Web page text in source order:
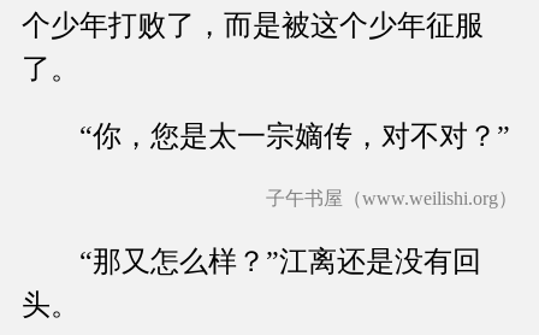
个少年打败了，而是被这个少年征服
了。
“你，您是太一宗嫡传，对不对？”
子午书屋（www.weilishi.org）
“那又怎么样？”江离还是没有回
头。